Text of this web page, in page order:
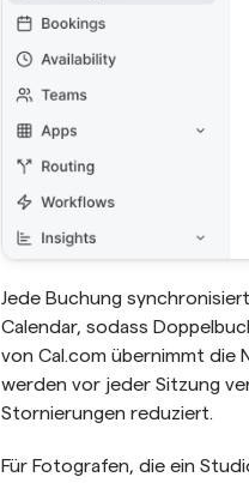
Jede Buchung
Calendar, sodass
von Cal.com übernimmt die
werden vor jeder Sitzung
Stornierungen reduziert.
Für Fotografen, die ein